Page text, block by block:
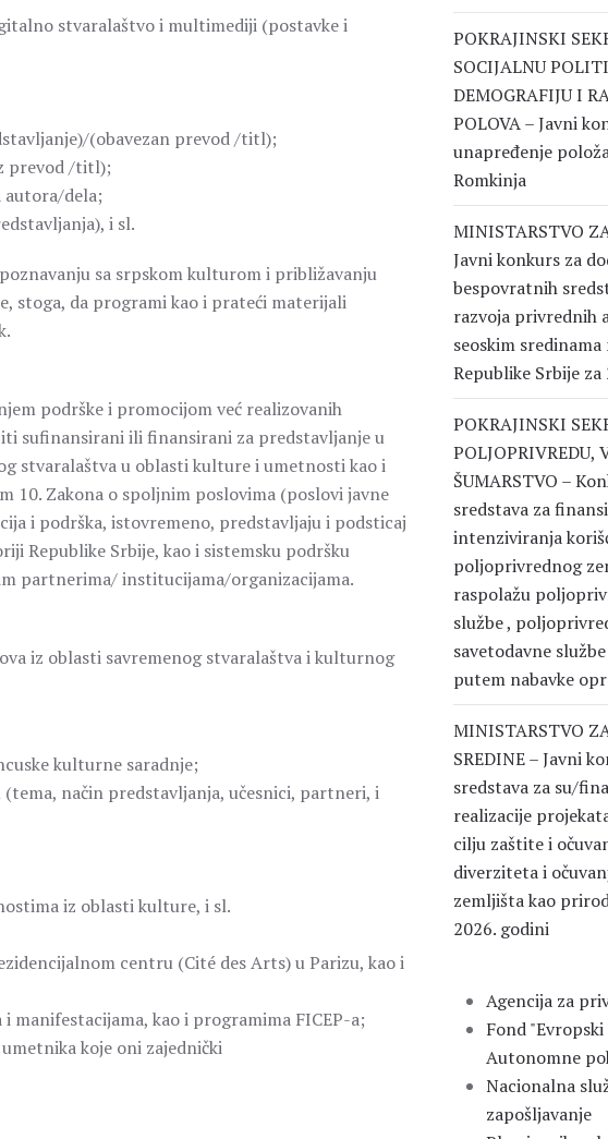
stvaralaštvo i multimediji (postavke i
(obavezan prevod /titl);
prevod /titl);
dela;
i sl.
sa srpskom kulturom i približavanju
stoga, da programi kao i prateći materijali
podrške i promocijom već realizovanih
sufinansirani ili finansirani za predstavljanje u
stvaralaštva u oblasti kulture i umetnosti kao i
10. Zakona o spoljnim poslovima (poslovi javne
i podrška, istovremeno, predstavljaju i podsticaj
Republike Srbije, kao i sistemsku podršku
partnerima/ institucijama/organizacijama.
iz oblasti savremenog stvaralaštva i kulturnog
kulturne saradnje;
način predstavljanja, učesnici, partneri, i
iz oblasti kulture, i sl.
centru (Cité des Arts) u Parizu, kao i
manifestacijama, kao i programima FICEP-a;
koje oni zajednički
POKRAJINSKI
SOCIJALNU
DEMOGRAFIJU I
POLOVA – Javni
unapređenje
Romkinja
MINISTARSTVO
Javni konkurs za
bespovratnih
razvoja privrednih
seoskim
Republike Srbije
POKRAJINSKI
POLJOPRIVREDU,
ŠUMARSTVO –
sredstava za
intenziviranja
poljoprivrednog
raspolažu
službe ,
savetodavne
putem nabavke
MINISTARSTVO
SREDINE – Javni
sredstava za su/
realizacije
cilju zaštite i
diverziteta i
zemljišta kao
2026. godini
Agencija za
Fond
Autonomne
Nacionalna
zapošljavanje